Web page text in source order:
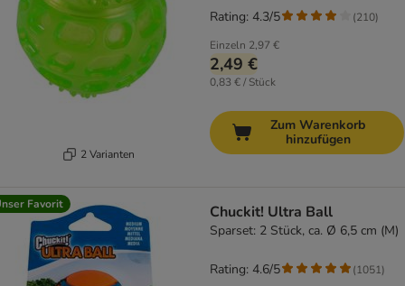
2 Varianten
Einzeln 2,97 €
2,49 €
0,83 € / Stück
Rating: 4.3/5 (210)
Zum Warenkorb
hinzufügen
Favorit Chuckit! Ultra Ball
Sparset: 2 Stück, ca. Ø 6,5 cm (M)
Rating: 4.6/5 (1051)